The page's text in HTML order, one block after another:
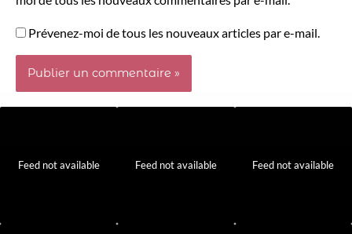
Prévenez-moi de tous les nouveaux articles par e-mail.
Feed not available Feed not available Feed not available